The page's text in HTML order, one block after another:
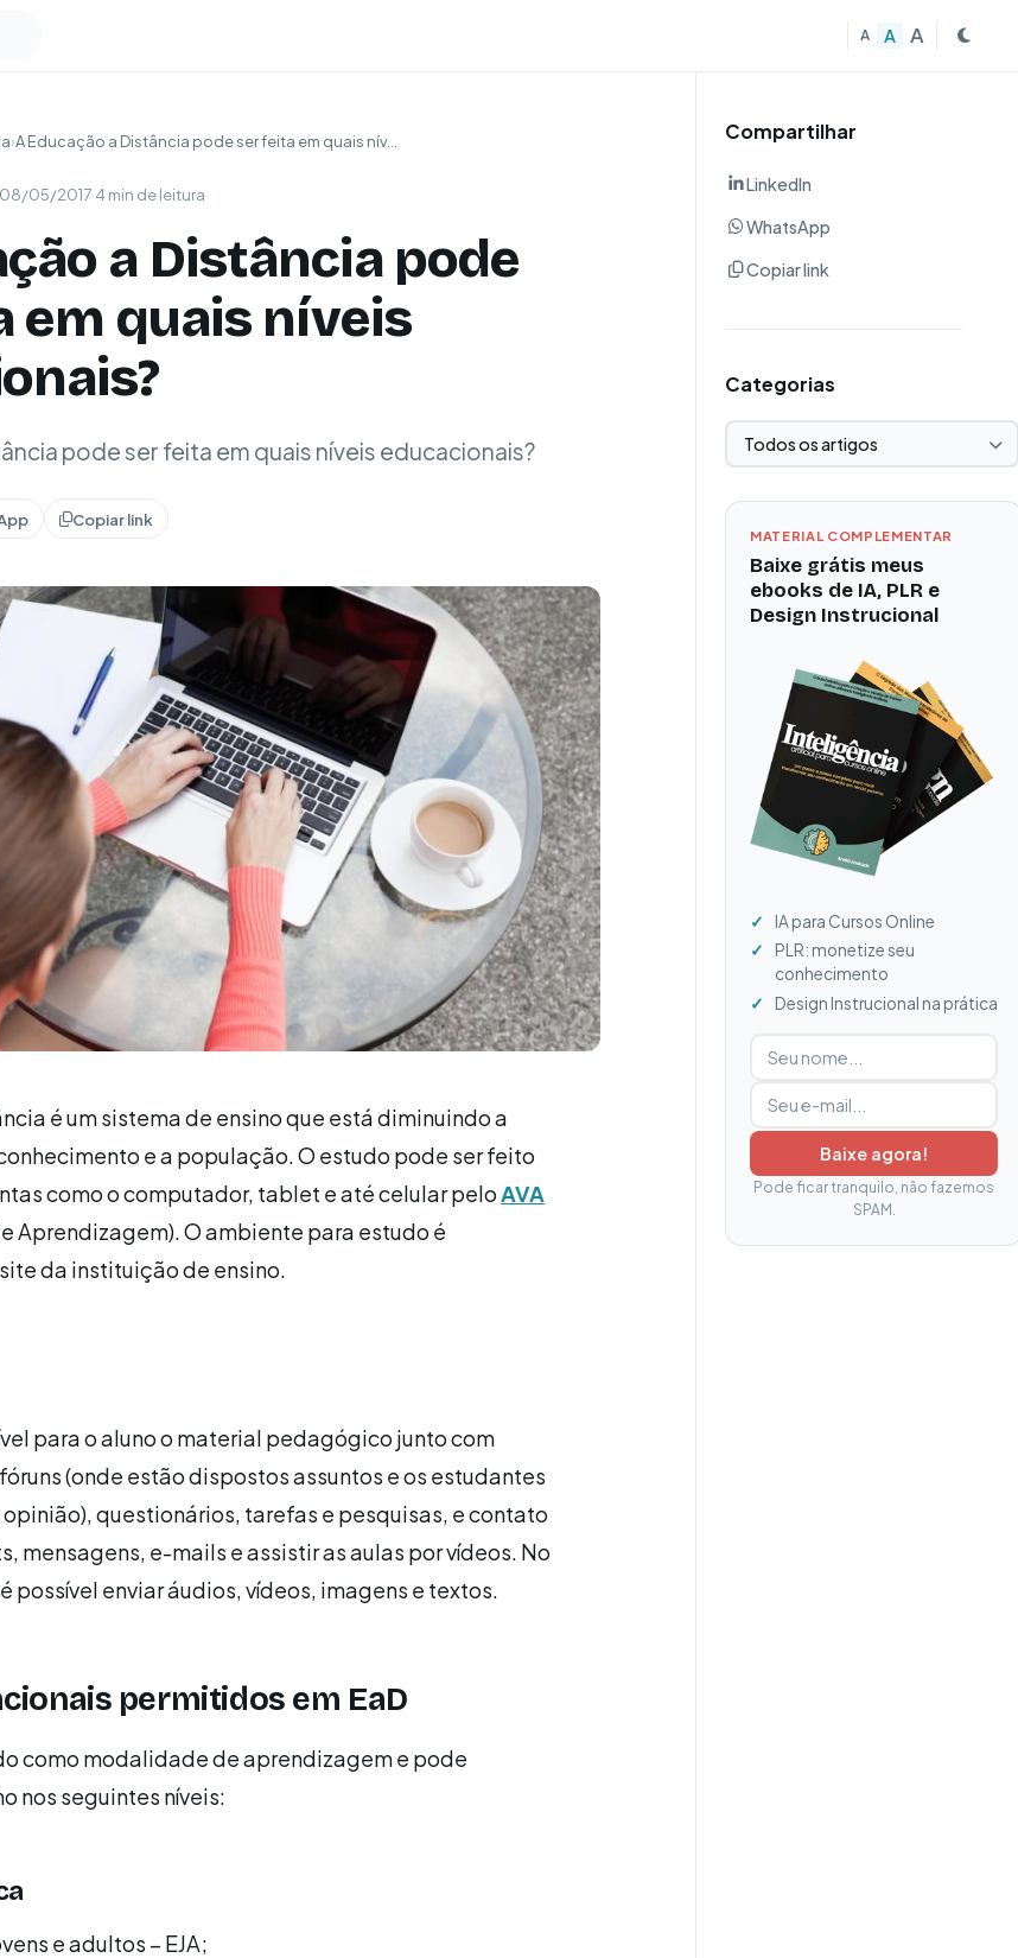
A A A
›A Educação a Distância pode ser feita em quais nív...
08/05/2017·4 min de leitura
a Distância pode
em quais níveis
pode ser feita em quais níveis educacionais?
Copiar link
é um sistema de ensino que está diminuindo a
e a população. O estudo pode ser feito
como o computador, tablet e até celular peloAVA
Aprendizagem). O ambiente para estudo é
da instituição de ensino.
para o aluno o material pedagógico junto com
(onde estão dispostos assuntos e os estudantes
questionários, tarefas e pesquisas, e contato
mensagens, e-mails e assistir as aulas por vídeos. No
possível enviar áudios, vídeos, imagens e textos.
permitidos em EaD
como modalidade de aprendizagem e pode
nos seguintes níveis:
e adultos – EJA;
Compartilhar
LinkedIn
WhatsApp
Copiar link
Categorias
Selecionar categoria
MATERIAL COMPLEMENTAR
Baixe grátis meus
ebooks de IA, PLR e
Design Instrucional
IA para Cursos Online
PLR: monetize seu
conhecimento
Design Instrucional na prática
Digite seu nome
Digite seu e-mail
Baixe agora!
Pode ficar tranquilo, não fazemos
SPAM.